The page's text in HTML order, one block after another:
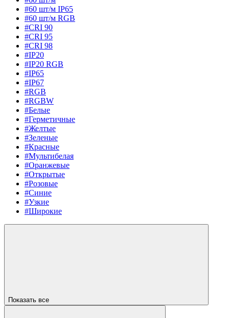
#60 шт/м IP65
#60 шт/м RGB
#CRI 90
#CRI 95
#CRI 98
#IP20
#IP20 RGB
#IP65
#IP67
#RGB
#RGBW
#Белые
#Герметичные
#Желтые
#Зеленые
#Красные
#Мультибелая
#Оранжевые
#Открытые
#Розовые
#Синие
#Узкие
#Широкие
Показать все